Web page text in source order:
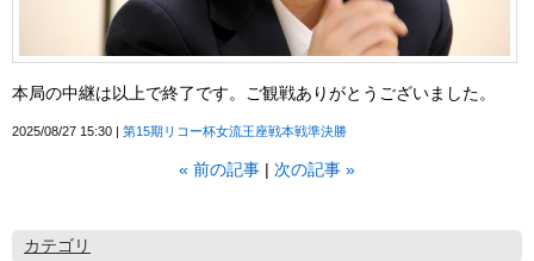
本局の中継は以上で終了です。ご観戦ありがとうございました。
2025/08/27 15:30 第15期リコー杯女流王座戦本戦準決勝
« 前の記事 次の記事 »
カテゴリ